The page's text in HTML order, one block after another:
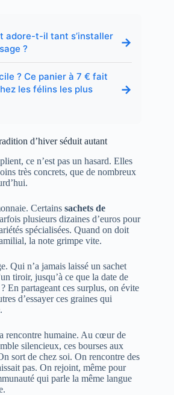
adore-t-il tant s’installer
?
→
? Ce panier à 7 € fait
les félins les plus
→
d’hiver séduit autant
ce n’est pas un hasard. Elles
très concrets, que de nombreux
Certains sachets de
plusieurs dizaines d’euros pour
spécialisées. Quand on doit
la note grimpe vite.
Qui n’a jamais laissé un sachet
tiroir, jusqu’à ce que la date de
En partageant ces surplus, on évite
d’essayer ces graines qui
rencontre humaine. Au cœur de
silencieux, ces bourses aux
sort de chez soi. On rencontre des
pas. On rejoint, même pour
qui parle la même langue